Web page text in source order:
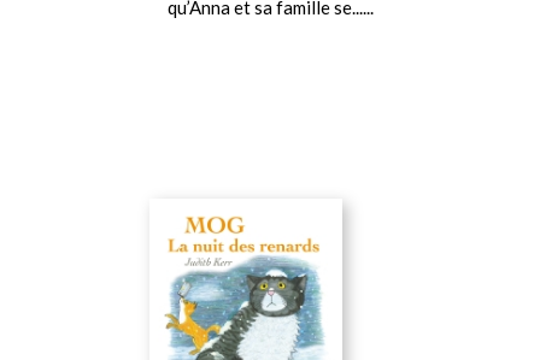
qu’Anna et sa famille se......